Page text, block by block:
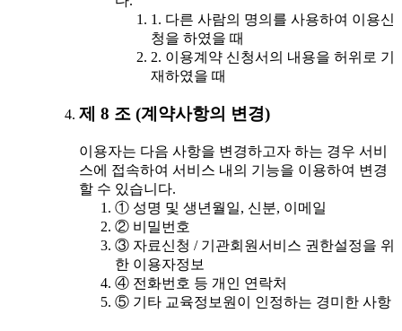
1. 다른 사람의 명의를 사용하여 이용신
청을 하였을 때
2. 이용계약 신청서의 내용을 허위로 기
재하였을 때
제 8 조 (계약사항의 변경)
이용자는 다음 사항을 변경하고자 하는 경우 서비
스에 접속하여 서비스 내의 기능을 이용하여 변경
할 수 있습니다.
① 성명 및 생년월일, 신분, 이메일
② 비밀번호
③ 자료신청 / 기관회원서비스 권한설정을 위
한 이용자정보
④ 전화번호 등 개인 연락처
⑤ 기타 교육정보원이 인정하는 경미한 사항